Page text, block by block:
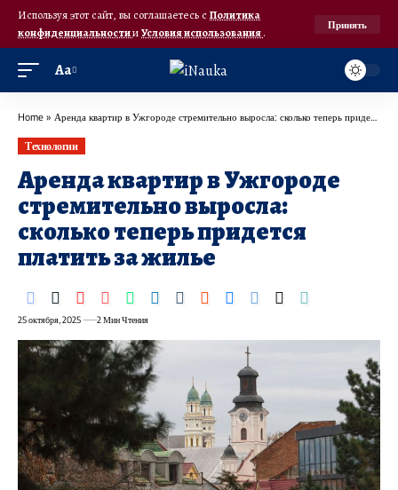
Используя этот сайт, вы соглашаетесь с Политика
конфиденциальностииУсловия использования.
Принять
Аа
Home » Аренда квартир в Ужгороде стремительно выросла: сколько теперь придется платить за жилье
Технологии
Аренда квартир в Ужгороде
стремительно выросла:
сколько теперь придется
платить за жилье
25 октября, 2025 2 Мин Чтения